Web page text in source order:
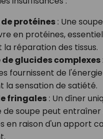
protéines: Une
en protéines,
réparation des tissus.
de glucides complexes
fournissent de
la sensation de satiété.
fringales: Un dîner
de soupe peut entraîner
en raison d'un apport